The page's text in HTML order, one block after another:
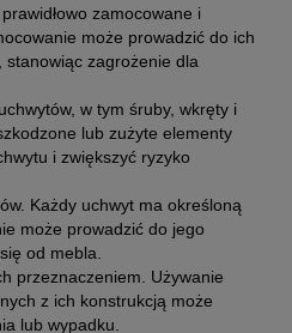
zamocowane i
może prowadzić do ich
stanowiąc zagrożenie dla
w tym śruby, wkręty i
lub zużyte elementy
i zwiększyć ryzyko
Każdy uchwyt ma określoną
może prowadzić do jego
od mebla.
przeznaczeniem. Używanie
z ich konstrukcją może
lub wypadku.